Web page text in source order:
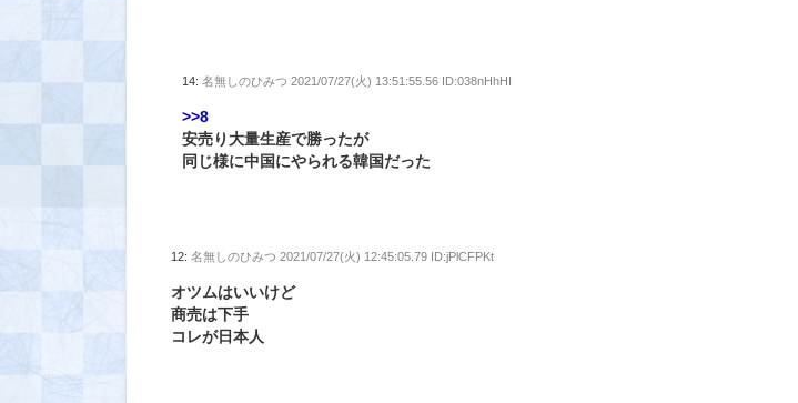
14:名無しのひみつ 2021/07/27(火) 13:51:55.56 ID:038nHhHI
>>8
安売り大量生産で勝ったが
同じ様に中国にやられる韓国だった
12:名無しのひみつ 2021/07/27(火) 12:45:05.79 ID:jPlCFPKt
オツムはいいけど
商売は下手
コレが日本人